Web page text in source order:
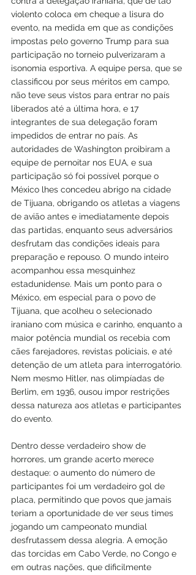
violento coloca em cheque a lisura do
evento, na medida em que as condições
impostas pelo governo Trump para sua
participação no torneio pulverizaram a
isonomia esportiva. A equipe persa, que se
classificou por seus méritos em campo,
não teve seus vistos para entrar no país
liberados até a última hora, e 17
integrantes de sua delegação foram
impedidos de entrar no país. As
autoridades de Washington proibiram a
equipe de pernoitar nos EUA, e sua
participação só foi possível porque o
México lhes concedeu abrigo na cidade
de Tijuana, obrigando os atletas a viagens
de avião antes e imediatamente depois
das partidas, enquanto seus adversários
desfrutam das condições ideais para
preparação e repouso. O mundo inteiro
acompanhou essa mesquinhez
estadunidense. Mais um ponto para o
México, em especial para o povo de
Tijuana, que acolheu o selecionado
iraniano com música e carinho, enquanto a
maior potência mundial os recebia com
cães farejadores, revistas policiais, e até
detenção de um atleta para interrogatório.
Nem mesmo Hitler, nas olimpíadas de
Berlim, em 1936, ousou impor restrições
dessa natureza aos atletas e participantes
do evento.
Dentro desse verdadeiro show de
horrores, um grande acerto merece
destaque: o aumento do número de
participantes foi um verdadeiro gol de
placa, permitindo que povos que jamais
teriam a oportunidade de ver seus times
jogando um campeonato mundial
desfrutassem dessa alegria. A emoção
das torcidas em Cabo Verde, no Congo e
em outras nações, que dificilmente